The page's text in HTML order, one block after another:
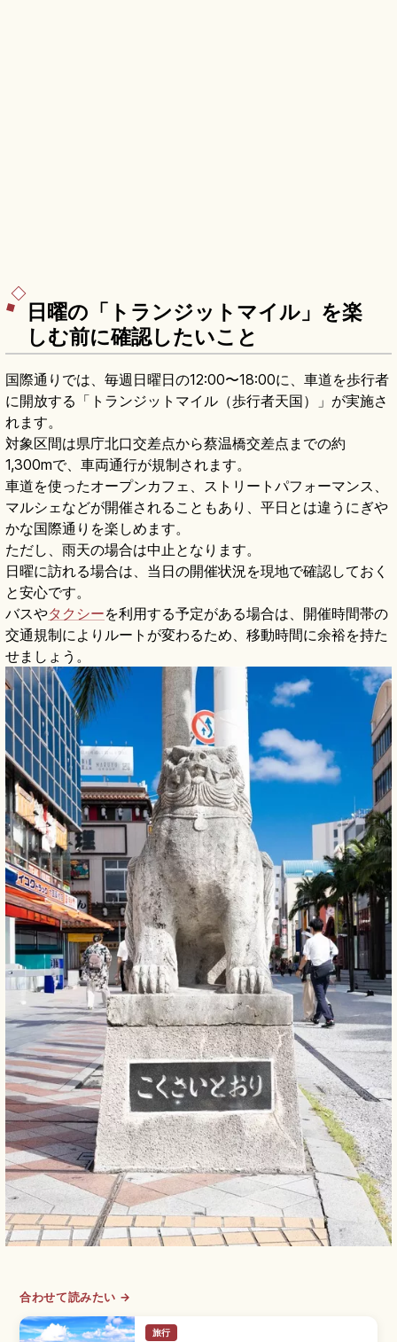
日曜の「トランジットマイル」を楽
しむ前に確認したいこと
国際通りでは、毎週日曜日の12:00〜18:00に、車道を歩行者
に開放する「トランジットマイル（歩行者天国）」が実施さ
れます。
対象区間は県庁北口交差点から蔡温橋交差点までの約
1,300mで、車両通行が規制されます。
車道を使ったオープンカフェ、ストリートパフォーマンス、
マルシェなどが開催されることもあり、平日とは違うにぎや
かな国際通りを楽しめます。
ただし、雨天の場合は中止となります。
日曜に訪れる場合は、当日の開催状況を現地で確認しておく
と安心です。
バスやタクシーを利用する予定がある場合は、開催時間帯の
交通規制によりルートが変わるため、移動時間に余裕を持た
せましょう。
合わせて読みたい →
旅行